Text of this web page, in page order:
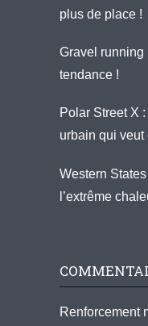
plus de place !
Gravel running
tendance !
Polar Street X
urbain qui
Western
l’extrême
Renforcement